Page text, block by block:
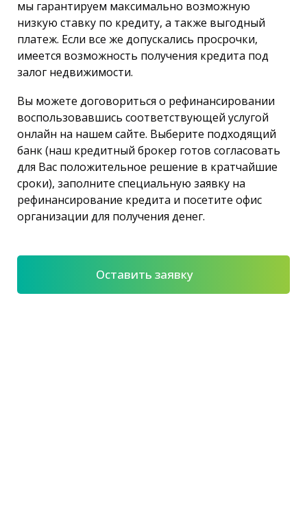
мы гарантируем максимально возможную
низкую ставку по кредиту, а также выгодный
платеж. Если все же допускались просрочки,
имеется возможность получения кредита под
залог недвижимости.
Вы можете договориться о рефинансировании
воспользовавшись соответствующей услугой
онлайн на нашем сайте. Выберите подходящий
банк (наш кредитный брокер готов согласовать
для Вас положительное решение в кратчайшие
сроки), заполните специальную заявку на
рефинансирование кредита и посетите офис
организации для получения денег.
Оставить заявку